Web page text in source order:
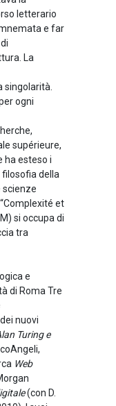
letterario
e far
La
ogni
supérieure,
ha esteso i
della
scienze
et
si occupa di
tra
e
di Roma Tre
nuovi
Turing e
Web
(con D.